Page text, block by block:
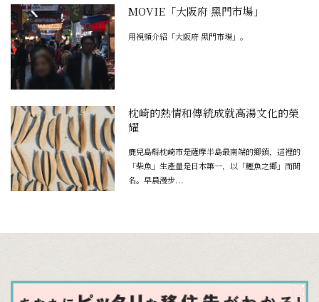
MOVIE「大阪府 黑門市場」
用視頻介紹「大阪府 黑門市場」。
枕崎的熱情和傳統成就高湯文化的榮
耀
鹿兒島縣枕崎市是薩摩半島最南端的鄉鎮，這裡的
「柴魚」生產量是日本第一，以「鰹魚之鄉」而聞
名。早晨漫步...